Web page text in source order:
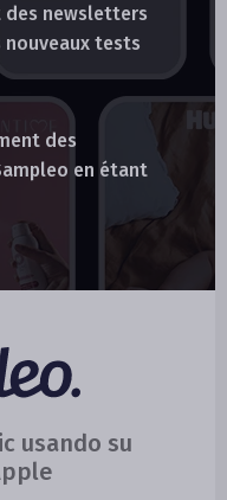
des newsletters
tests
des
en étant
usando su